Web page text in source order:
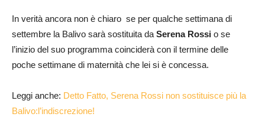
In verità ancora non è chiaro se per qualche settimana di
settembre la Balivo sarà sostituita da Serena Rossi o se
l’inizio del suo programma coinciderà con il termine delle
poche settimane di maternità che lei si è concessa.
Leggi anche: Detto Fatto, Serena Rossi non sostituisce più la
Balivo:l’indiscrezione!